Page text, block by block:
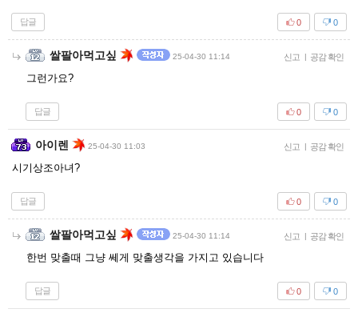
답글 0
0
쌀팔아먹고싶 25-04-30 11:14 신고 | 공감 확인
그런가요?
답글 0
0
아이렌 25-04-30 11:03 신고 | 공감 확인
시기상조아녀?
답글 0
0
쌀팔아먹고싶 25-04-30 11:14 신고 | 공감 확인
한번 맞출때 그냥 쎄게 맞출생각을 가지고 있습니다
답글 0
0